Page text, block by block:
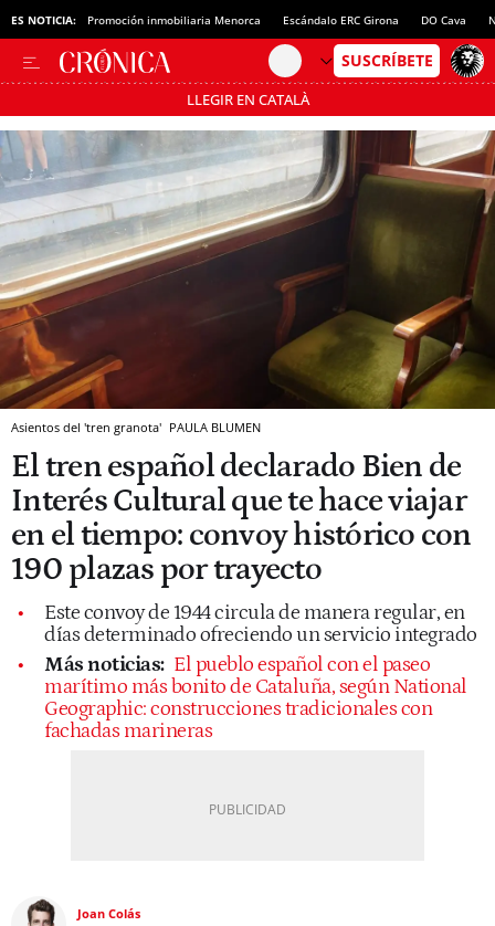
ES NOTICIA: Promoción inmobiliaria Menorca Escándalo ERC Girona DO Cava
LLEGIR EN CATALÀ
Pásate al MODO AHORRO
Asientos del 'tren granota' PAULA BLUMEN
El tren español declarado Bien de
Interés Cultural que te hace viajar
en el tiempo: convoy histórico con
190 plazas por trayecto
Este convoy de 1944 circula de manera regular, en
días determinado ofreciendo un servicio integrado
Más noticias: El pueblo español con el paseo
marítimo más bonito de Cataluña, según National
Geographic: construcciones tradicionales con
fachadas marineras
Joan Colás